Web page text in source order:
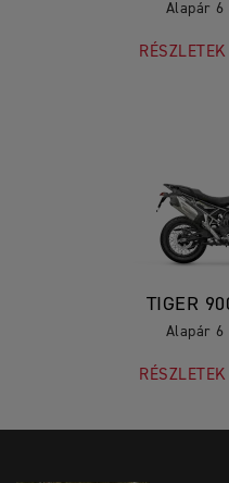
Alapár 6
TIGER
Alapár 6